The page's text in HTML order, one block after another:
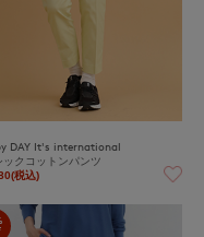
DAY It's international
ックコットンパンツ
税込)